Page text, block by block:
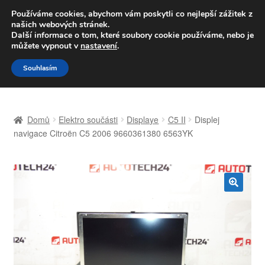
DOPRAVA od 139,-Kč
Volejte po-pá 9-16 704 494 494
Přeskočit
na
navigaci
Přejít
k
obsahu
Celosvětová doprava
Domů Elektro součásti Displaye C5 II
Displej
navigace Citroën C5 2006 9660361380 6563YK
Používáme cookies, abychom vám poskytli co nejlepší zážitek z
našich webových stránek.
Další informace o tom, které soubory cookie používáme, nebo je
můžete vypnout v nastavení.
Souhlasím